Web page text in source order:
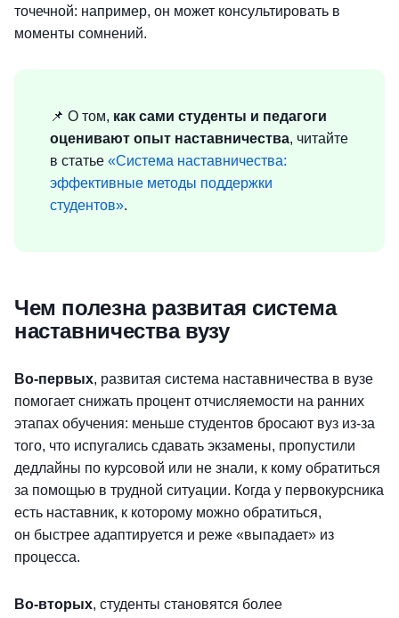
точечной: например, он может консультировать в
моменты сомнений.
📌 О том, как сами студенты и педагоги
оценивают опыт наставничества, читайте
в статье «Система наставничества:
эффективные методы поддержки
студентов».
Чем полезна развитая система
наставничества вузу
Во-первых, развитая система наставничества в вузе
помогает снижать процент отчисляемости на ранних
этапах обучения: меньше студентов бросают вуз из-за
того, что испугались сдавать экзамены, пропустили
дедлайны по курсовой или не знали, к кому обратиться
за помощью в трудной ситуации. Когда у первокурсника
есть наставник, к которому можно обратиться,
он быстрее адаптируется и реже «выпадает» из
процесса.
Во-вторых, студенты становятся более